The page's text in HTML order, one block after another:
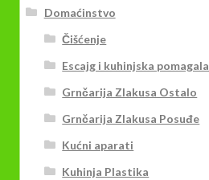
Domaćinstvo
Čišćenje
Escajg i kuhinjska pomagala
Grnčarija Zlakusa Ostalo
Grnčarija Zlakusa Posuđe
Kućni aparati
Kuhinja Plastika